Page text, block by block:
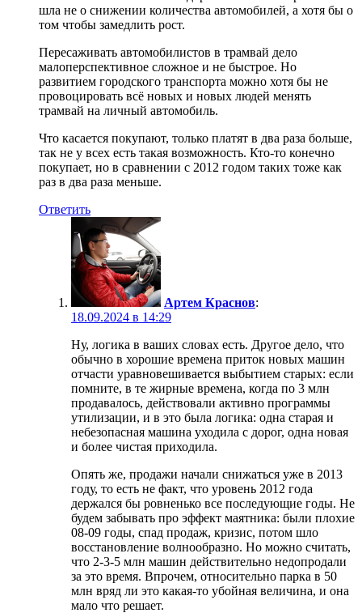
шла не о снижении количества автомобилей, а хотя бы о
том чтобы замедлить рост.
Пересаживать автомобилистов в трамвай дело
малоперспективное сложное и не быстрое. Но
развитием городского транспорта можно хотя бы не
провоцировать всё новых и новых людей менять
трамвай на личный автомобиль.
Что касается покупают, только платят в два раза больше,
так не у всех есть такая возможность. Кто-то конечно
покупает, но в сравнении с 2012 годом таких тоже как
раз в два раза меньше.
Ответить
Артем Краснов:
18.09.2024 в 14:29
Ну, логика в ваших словах есть. Другое дело, что
обычно в хорошие времена приток новых машин
отчасти уравновешивается выбытием старых: если
помните, в те жирные времена, когда по 3 млн
продавалось, действовали активно программы
утилизации, и в это была логика: одна старая и
небезопасная машина уходила с дорог, одна новая
и более чистая приходила.
Опять же, продажи начали снижаться уже в 2013
году, то есть не факт, что уровень 2012 года
держался бы ровненько все последующие годы. Не
будем забывать про эффект маятника: были плохие
08-09 годы, спад продаж, кризис, потом шло
восстановление волнообразно. Но можно считать,
что 2-3-5 млн машин действительно недопродали
за это время. Впрочем, относительно парка в 50
млн вряд ли это какая-то убойная величина, и она
мало что решает.